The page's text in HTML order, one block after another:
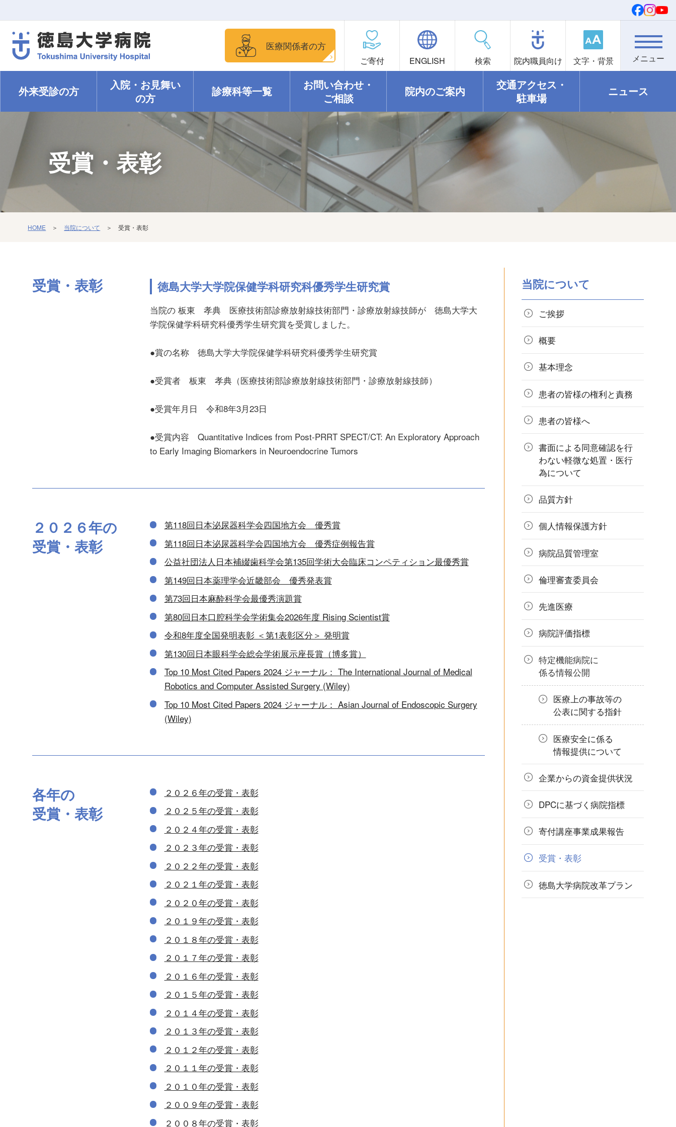
医療関係者の方
ご寄付 ENGLISH 検索 院内職員向け 文字・背景
外来受診の方 入院・ お見舞い
の方
診療科等一覧
お問い合わせ・
ご相談
院内のご案内
交通アクセス・
駐車場
ニュース
受賞・表彰
HOME ＞ 当院について ＞ 受賞・表彰
受賞・表彰 徳島大学大学院保健学科研究科優秀学生研究賞
当院の 板東 孝典 医療技術部診療放射線技術部門・診療放射線技師が 徳島大学大
学院保健学科研究科優秀学生研究賞を受賞しました。
●賞の名称 徳島大学大学院保健学科研究科優秀学生研究賞
●受賞者 板東 孝典（医療技術部診療放射線技術部門・診療放射線技師）
●受賞年月日 令和8年3月23日
●受賞内容 Quantitative Indices from Post-PRRT SPECT/CT: An Exploratory Approach
to Early Imaging Biomarkers in Neuroendocrine Tumors
２０２６年の
受賞・表彰
第118回日本泌尿器科学会四国地方会 優秀賞
第118回日本泌尿器科学会四国地方会 優秀症例報告賞
公益社団法人日本補綴歯科学会第135回学術大会臨床コンペティション最優秀賞
第149回日本薬理学会近畿部会 優秀発表賞
第73回日本麻酔科学会最優秀演題賞
第80回日本口腔科学会学術集会2026年度 Rising Scientist賞
令和8年度全国発明表彰 ＜第1表彰区分＞ 発明賞
第130回日本眼科学会総会学術展示座長賞（博多賞）
Top 10 Most Cited Papers 2024 ジャーナル： The International Journal of Medical
Robotics and Computer Assisted Surgery (Wiley)
Top 10 Most Cited Papers 2024 ジャーナル： Asian Journal of Endoscopic Surgery
(Wiley)
各年の
受賞・表彰
２０２６年の受賞・表彰
２０２５年の受賞・表彰
２０２４年の受賞・表彰
２０２３年の受賞・表彰
２０２２年の受賞・表彰
２０２１年の受賞・表彰
２０２０年の受賞・表彰
２０１９年の受賞・表彰
２０１８年の受賞・表彰
２０１７年の受賞・表彰
２０１６年の受賞・表彰
２０１５年の受賞・表彰
２０１４年の受賞・表彰
２０１３年の受賞・表彰
２０１２年の受賞・表彰
２０１１年の受賞・表彰
２０１０年の受賞・表彰
２００９年の受賞・表彰
２００８年の受賞・表彰
当院について
ご挨拶
概要
基本理念
患者の皆様の権利と責務
患者の皆様へ
書面による同意確認を行
わない軽微な処置・医行
為について
品質方針
個人情報保護方針
病院品質管理室
倫理審査委員会
先進医療
病院評価指標
特定機能病院に
係る情報公開
医療上の事故等の
公表に関する指針
医療安全に係る
情報提供について
企業からの資金提供状況
DPCに基づく病院指標
寄付講座事業成果報告
受賞・表彰
徳島大学病院改革プラン